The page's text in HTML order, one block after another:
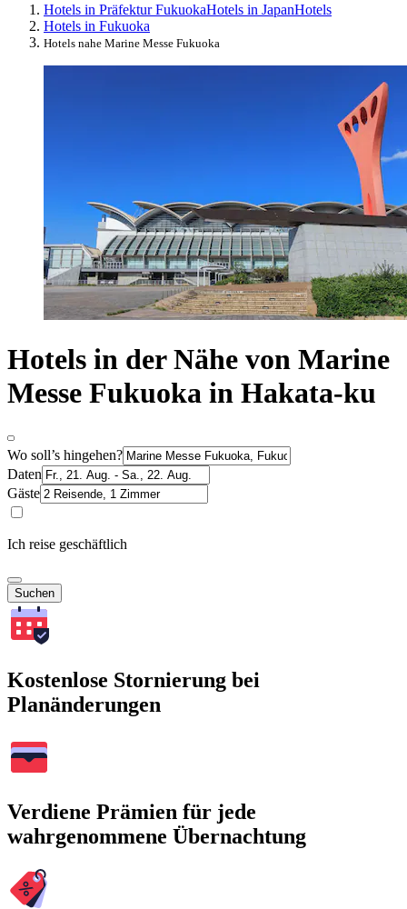
Hotels in Präfektur FukuokaHotels in JapanHotels
Hotels in Fukuoka
Hotels nahe Marine Messe Fukuoka
Hotels in der Nähe von Marine
Messe Fukuoka in Hakata-ku
Wo soll’s hingehen?
Daten
Gäste
Ich reise geschäftlich
Suchen
Kostenlose Stornierung bei
Planänderungen
Verdiene Prämien für jede
wahrgenommene Übernachtung